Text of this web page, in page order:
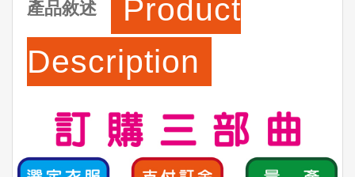
產品敘述
Product
Description